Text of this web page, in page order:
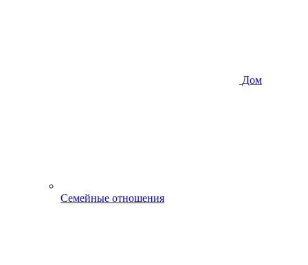
Дом
Семейные отношения